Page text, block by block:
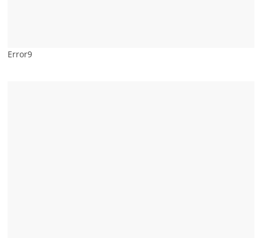
Error9